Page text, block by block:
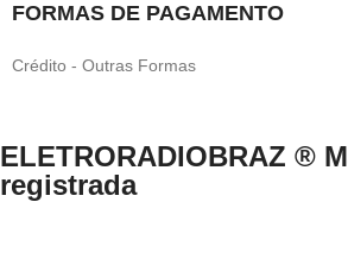
FORMAS DE PAGAMENTO
Crédito - Outras Formas
ELETRORADIOBRAZ ®
registrada